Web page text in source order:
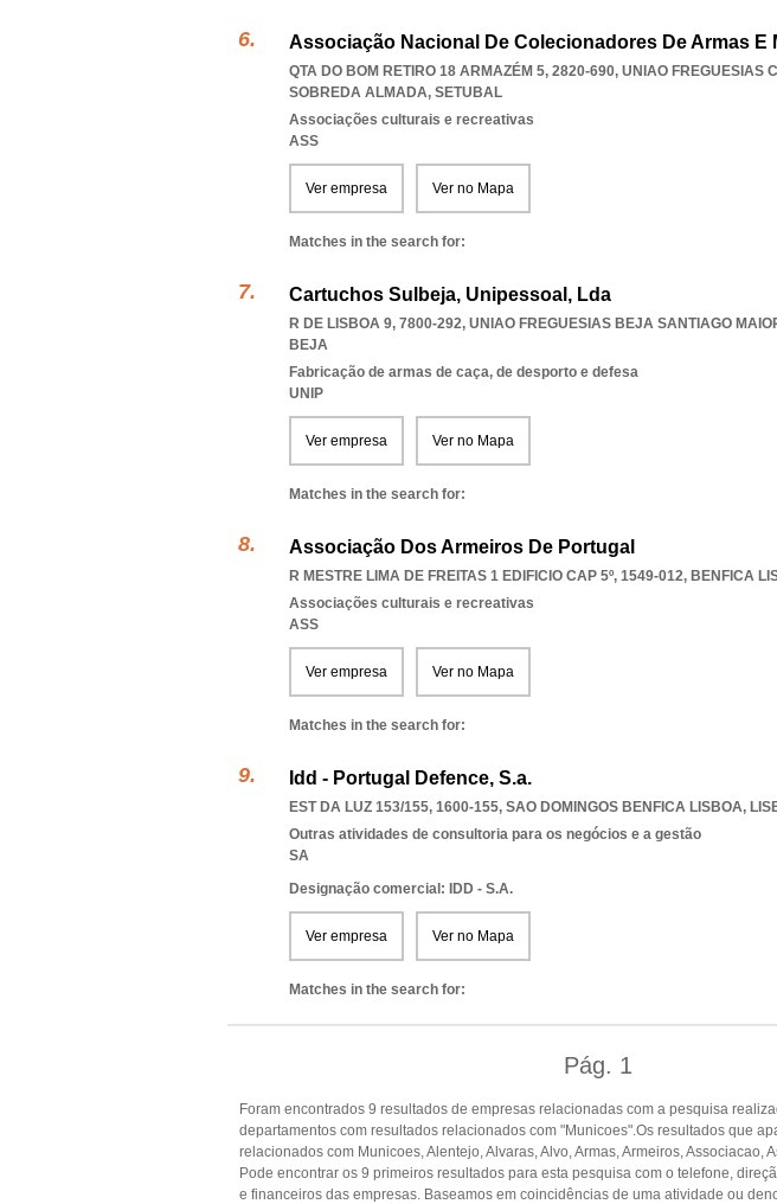
Associação Nacional De Colecionadores De Armas E
QTA DO BOM RETIRO 18 ARMAZÉM 5, 2820-690, UNIAO FREGUESIAS
SOBREDA ALMADA, SETUBAL
Associações culturais e recreativas
ASS
Ver empresa Ver no Mapa
Matches in the search for:
Cartuchos Sulbeja, Unipessoal, Lda
R DE LISBOA 9, 7800-292, UNIAO FREGUESIAS BEJA SANTIAGO
BEJA
Fabricação de armas de caça, de desporto e defesa
UNIP
Ver empresa Ver no Mapa
Matches in the search for:
Associação Dos Armeiros De Portugal
R MESTRE LIMA DE FREITAS 1 EDIFICIO CAP 5º, 1549-012, BENFICA
Associações culturais e recreativas
ASS
Ver empresa Ver no Mapa
Matches in the search for:
Idd - Portugal Defence, S.a.
EST DA LUZ 153/155, 1600-155, SAO DOMINGOS BENFICA LISBOA,
Outras atividades de consultoria para os negócios e a gestão
SA
Designação comercial: IDD - S.A.
Ver empresa Ver no Mapa
Matches in the search for:
Pág. 1
Foram encontrados 9 resultados de empresas relacionadas com a pesquisa
departamentos com resultados relacionados com "Municoes".Os resultados que
relacionados com Municoes, Alentejo, Alvaras, Alvo, Armas, Armeiros, Associacao,
Pode encontrar os 9 primeiros resultados para esta pesquisa com o telefone,
e financeiros das empresas. Baseamos em coincidências de uma atividade ou